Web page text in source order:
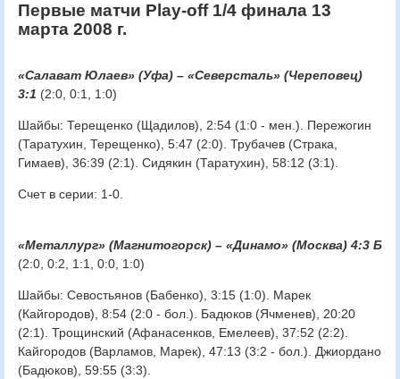
Первые матчи Play-off 1/4 финала 13
марта 2008 г.
«Салават Юлаев» (Уфа) – «Северсталь» (Череповец)
3:1 (2:0, 0:1, 1:0)
Шайбы: Терещенко (Щадилов), 2:54 (1:0 - мен.). Пережогин
(Таратухин, Терещенко), 5:47 (2:0). Трубачев (Страка,
Гимаев), 36:39 (2:1). Сидякин (Таратухин), 58:12 (3:1).
Счет в серии: 1-0.
«Металлург» (Магнитогорск) – «Динамо» (Москва) 4:3 Б
(2:0, 0:2, 1:1, 0:0, 1:0)
Шайбы: Севостьянов (Бабенко), 3:15 (1:0). Марек
(Кайгородов), 8:54 (2:0 - бол.). Бадюков (Ячменев), 20:20
(2:1). Трощинский (Афанасенков, Емелеев), 37:52 (2:2).
Кайгородов (Варламов, Марек), 47:13 (3:2 - бол.). Джиордано
(Бадюков), 59:55 (3:3).